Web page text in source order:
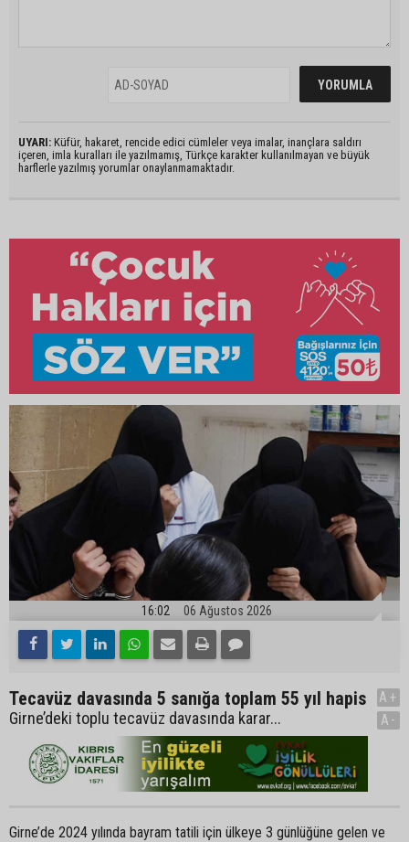
UYARI: Küfür, hakaret, rencide edici cümleler veya imalar, inançlara saldırı
içeren, imla kuralları ile yazılmamış, Türkçe karakter kullanılmayan ve büyük
harflerle yazılmış yorumlar onaylanmamaktadır.
16:02 06 Ağustos 2026
Tecavüz davasında 5 sanığa toplam 55 yıl hapis
Girne’deki toplu tecavüz davasında karar...
A+
A-
Girne’de 2024 yılında bayram tatili için ülkeye 3 günlüğüne gelen ve